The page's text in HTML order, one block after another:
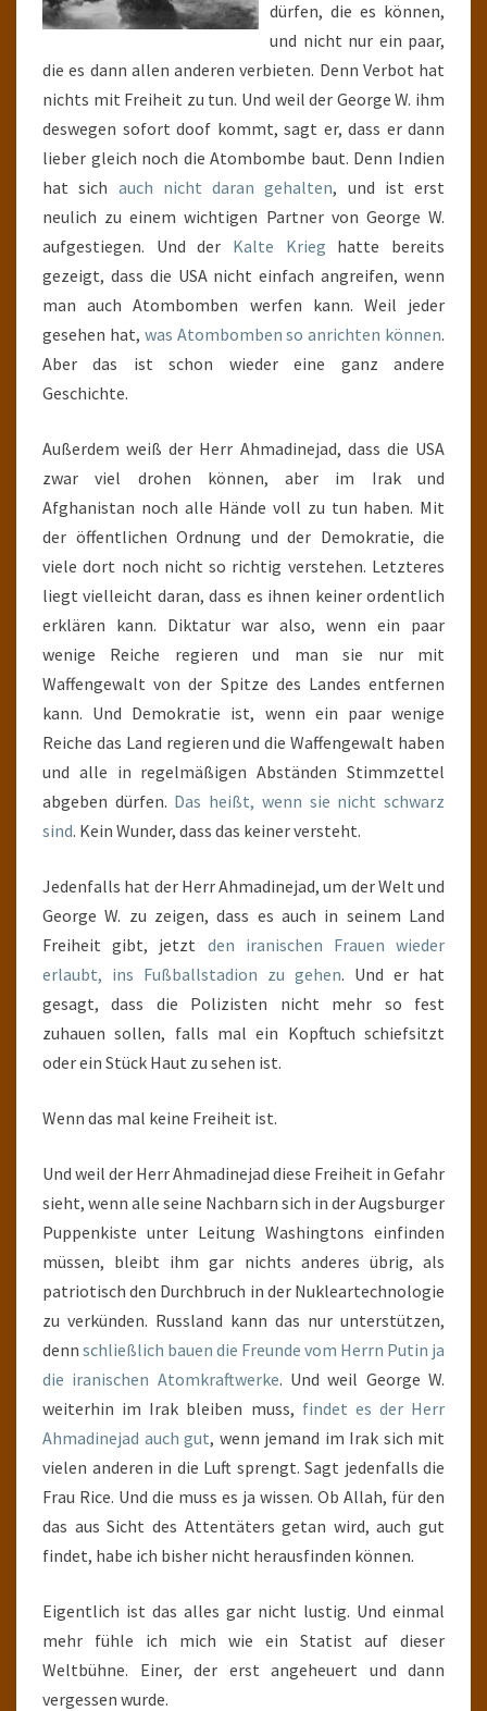
dürfen, die es können,
und nicht nur ein paar,
die es dann allen anderen verbieten. Denn Verbot hat
nichts mit Freiheit zu tun. Und weil der George W. ihm
deswegen sofort doof kommt, sagt er, dass er dann
lieber gleich noch die Atombombe baut. Denn Indien
hat sich auch nicht daran gehalten, und ist erst
neulich zu einem wichtigen Partner von George W.
aufgestiegen. Und der Kalte Krieg hatte bereits
gezeigt, dass die USA nicht einfach angreifen, wenn
man auch Atombomben werfen kann. Weil jeder
gesehen hat, was Atombomben so anrichten können.
Aber das ist schon wieder eine ganz andere
Geschichte.
Außerdem weiß der Herr Ahmadinejad, dass die USA
zwar viel drohen können, aber im Irak und
Afghanistan noch alle Hände voll zu tun haben. Mit
der öffentlichen Ordnung und der Demokratie, die
viele dort noch nicht so richtig verstehen. Letzteres
liegt vielleicht daran, dass es ihnen keiner ordentlich
erklären kann. Diktatur war also, wenn ein paar
wenige Reiche regieren und man sie nur mit
Waffengewalt von der Spitze des Landes entfernen
kann. Und Demokratie ist, wenn ein paar wenige
Reiche das Land regieren und die Waffengewalt haben
und alle in regelmäßigen Abständen Stimmzettel
abgeben dürfen. Das heißt, wenn sie nicht schwarz
sind. Kein Wunder, dass das keiner versteht.
Jedenfalls hat der Herr Ahmadinejad, um der Welt und
George W. zu zeigen, dass es auch in seinem Land
Freiheit gibt, jetzt den iranischen Frauen wieder
erlaubt, ins Fußballstadion zu gehen. Und er hat
gesagt, dass die Polizisten nicht mehr so fest
zuhauen sollen, falls mal ein Kopftuch schiefsitzt
oder ein Stück Haut zu sehen ist.
Wenn das mal keine Freiheit ist.
Und weil der Herr Ahmadinejad diese Freiheit in Gefahr
sieht, wenn alle seine Nachbarn sich in der Augsburger
Puppenkiste unter Leitung Washingtons einfinden
müssen, bleibt ihm gar nichts anderes übrig, als
patriotisch den Durchbruch in der Nukleartechnologie
zu verkünden. Russland kann das nur unterstützen,
denn schließlich bauen die Freunde vom Herrn Putin ja
die iranischen Atomkraftwerke. Und weil George W.
weiterhin im Irak bleiben muss, findet es der Herr
Ahmadinejad auch gut, wenn jemand im Irak sich mit
vielen anderen in die Luft sprengt. Sagt jedenfalls die
Frau Rice. Und die muss es ja wissen. Ob Allah, für den
das aus Sicht des Attentäters getan wird, auch gut
findet, habe ich bisher nicht herausfinden können.
Eigentlich ist das alles gar nicht lustig. Und einmal
mehr fühle ich mich wie ein Statist auf dieser
Weltbühne. Einer, der erst angeheuert und dann
vergessen wurde.